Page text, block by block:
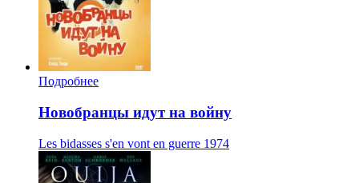
Подробнее
Новобранцы идут на войну
Les bidasses s'en vont en guerre 1974